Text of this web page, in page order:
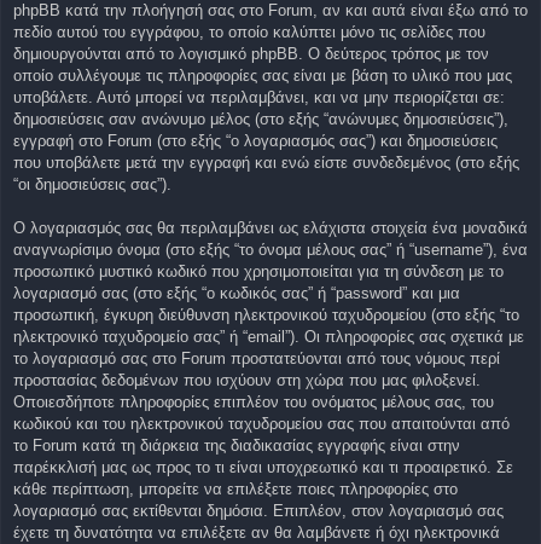
phpBB κατά την πλοήγησή σας στο Forum, αν και αυτά είναι έξω από το
πεδίο αυτού του εγγράφου, το οποίο καλύπτει μόνο τις σελίδες που
δημιουργούνται από το λογισμικό phpBB. Ο δεύτερος τρόπος με τον
οποίο συλλέγουμε τις πληροφορίες σας είναι με βάση το υλικό που μας
υποβάλετε. Αυτό μπορεί να περιλαμβάνει, και να μην περιορίζεται σε:
δημοσιεύσεις σαν ανώνυμο μέλος (στο εξής “ανώνυμες δημοσιεύσεις”),
εγγραφή στο Forum (στο εξής “ο λογαριασμός σας”) και δημοσιεύσεις
που υποβάλετε μετά την εγγραφή και ενώ είστε συνδεδεμένος (στο εξής
“οι δημοσιεύσεις σας”).
Ο λογαριασμός σας θα περιλαμβάνει ως ελάχιστα στοιχεία ένα μοναδικά
αναγνωρίσιμο όνομα (στο εξής “το όνομα μέλους σας” ή “username”), ένα
προσωπικό μυστικό κωδικό που χρησιμοποιείται για τη σύνδεση με το
λογαριασμό σας (στο εξής “ο κωδικός σας” ή “password” και μια
προσωπική, έγκυρη διεύθυνση ηλεκτρονικού ταχυδρομείου (στο εξής “το
ηλεκτρονικό ταχυδρομείο σας” ή “email”). Οι πληροφορίες σας σχετικά με
το λογαριασμό σας στο Forum προστατεύονται από τους νόμους περί
προστασίας δεδομένων που ισχύουν στη χώρα που μας φιλοξενεί.
Οποιεσδήποτε πληροφορίες επιπλέον του ονόματος μέλους σας, του
κωδικού και του ηλεκτρονικού ταχυδρομείου σας που απαιτούνται από
το Forum κατά τη διάρκεια της διαδικασίας εγγραφής είναι στην
παρέκκλισή μας ως προς το τι είναι υποχρεωτικό και τι προαιρετικό. Σε
κάθε περίπτωση, μπορείτε να επιλέξετε ποιες πληροφορίες στο
λογαριασμό σας εκτίθενται δημόσια. Επιπλέον, στον λογαριασμό σας
έχετε τη δυνατότητα να επιλέξετε αν θα λαμβάνετε ή όχι ηλεκτρονικά